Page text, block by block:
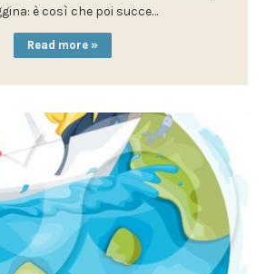
è così che poi succe…
Read more »